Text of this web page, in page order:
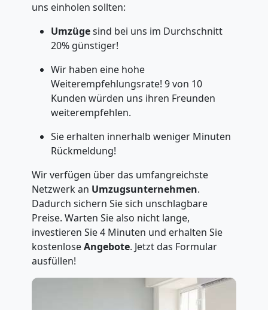
uns einholen sollten:
Umzügesind bei uns im Durchschnitt
20% günstiger!
Wir haben eine hohe
Weiterempfehlungsrate! 9 von 10
Kunden würden uns ihren Freunden
weiterempfehlen.
Sie erhalten innerhalb weniger Minuten
Rückmeldung!
Wir verfügen über das umfangreichste
Netzwerk an Umzugsunternehmen.
Dadurch sichern Sie sich unschlagbare
Preise. Warten Sie also nicht lange,
investieren Sie 4 Minuten und erhalten Sie
kostenloseAngebote. Jetzt das Formular
ausfüllen!